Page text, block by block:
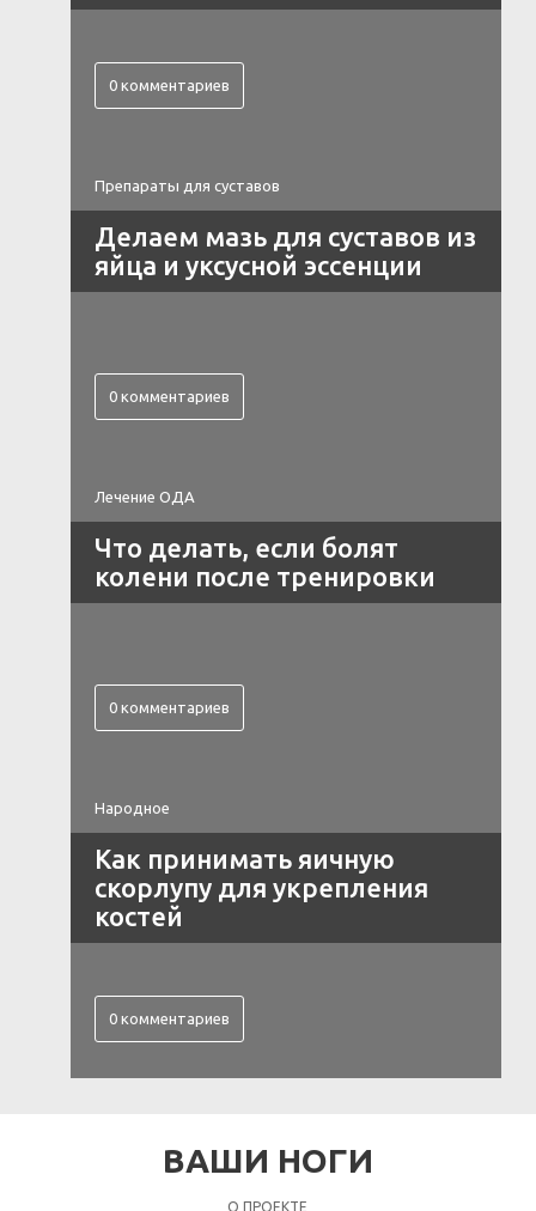
0 комментариев
Препараты для суставов
Делаем мазь для суставов из
яйца и уксусной эссенции
0 комментариев
Лечение ОДА
Что делать, если болят
колени после тренировки
0 комментариев
Народное
Как принимать яичную
скорлупу для укрепления
костей
0 комментариев
ВАШИ НОГИ
О ПРОЕКТЕ